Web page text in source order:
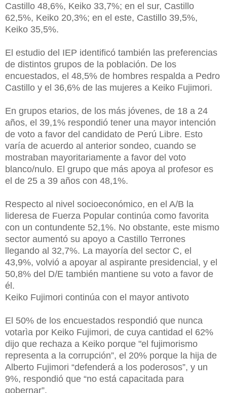
Castillo 48,6%, Keiko 33,7%; en el sur, Castillo
62,5%, Keiko 20,3%; en el este, Castillo 39,5%,
Keiko 35,5%.
El estudio del IEP identificó también las preferencias
de distintos grupos de la población. De los
encuestados, el 48,5% de hombres respalda a Pedro
Castillo y el 36,6% de las mujeres a Keiko Fujimori.
En grupos etarios, de los más jóvenes, de 18 a 24
años, el 39,1% respondió tener una mayor intención
de voto a favor del candidato de Perú Libre. Esto
varía de acuerdo al anterior sondeo, cuando se
mostraban mayoritariamente a favor del voto
blanco/nulo. El grupo que más apoya al profesor es
el de 25 a 39 años con 48,1%.
Respecto al nivel socioeconómico, en el A/B la
lideresa de Fuerza Popular continúa como favorita
con un contundente 52,1%. No obstante, este mismo
sector aumentó su apoyo a Castillo Terrones
llegando al 32,7%. La mayoría del sector C, el
43,9%, volvió a apoyar al aspirante presidencial, y el
50,8% del D/E también mantiene su voto a favor de
él.
Keiko Fujimori continúa con el mayor antivoto
El 50% de los encuestados respondió que nunca
votarìa por Keiko Fujimori, de cuya cantidad el 62%
dijo que rechaza a Keiko porque "el fujimorismo
representa a la corrupción”, el 20% porque la hija de
Alberto Fujimori “defenderá a los poderosos”, y un
9%, respondió que “no está capacitada para
gobernar”.